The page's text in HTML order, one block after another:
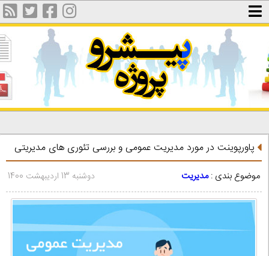
پاورپوینت در مورد مديريت عمومی و بررسی تئوری های مدیریتی
موضوع بندی :مدیریت دوشنبه 13 اردیبهشت 1400